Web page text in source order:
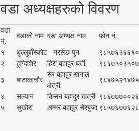
वडा अध्यक्षहरुको विवरण
वडा
नं.
वडाको नाम वडा अध्यक्ष नाम फोन नं.
१ धुल्लुबाँस्कोट नरसेङ पुन
९८५७६३६६१०
२
हुग्दिशिर हिरा बहादुर घर्ती ९८६७५०३५०७
३ बाटाकाचौर
सेर बहादुर खनाल
क्षेत्री
९८४७५२१४७५
४ सल्यान किसन बहादुर खत्री ९८६७७७००२६
५
सुखौरा अम्मर बहादुर सेरबुजा ९८५७६७७६२८